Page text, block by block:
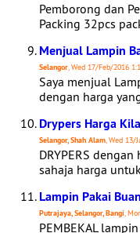
Pemborong dan
Packing 32pcs
Menjual Lampin
Selangor, Wed 17/Feb/2016
Saya menjual
dengan harga
Drypers Harga
Selangor, Shah Alam, Wed 13/
DRYPERS
sahaja harga
Lampin Pakai
Putrajaya, Selangor, Bangi,
PEMBEKAL